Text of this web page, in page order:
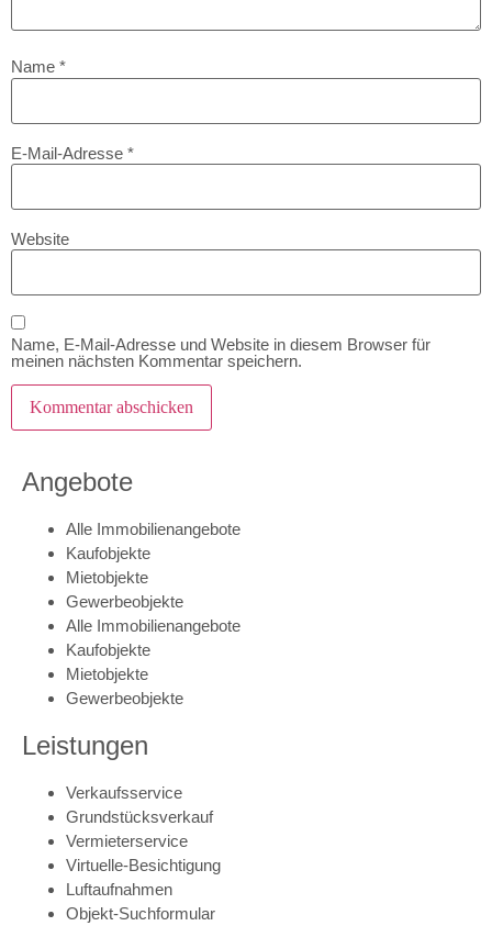
Name *
E-Mail-Adresse *
Website
Name, E-Mail-Adresse und Website in diesem Browser für
meinen nächsten Kommentar speichern.
Angebote
Alle Immobilienangebote
Kaufobjekte
Mietobjekte
Gewerbeobjekte
Alle Immobilienangebote
Kaufobjekte
Mietobjekte
Gewerbeobjekte
Leistungen
Verkaufsservice
Grundstücksverkauf
Vermieterservice
Virtuelle-Besichtigung
Luftaufnahmen
Objekt-Suchformular